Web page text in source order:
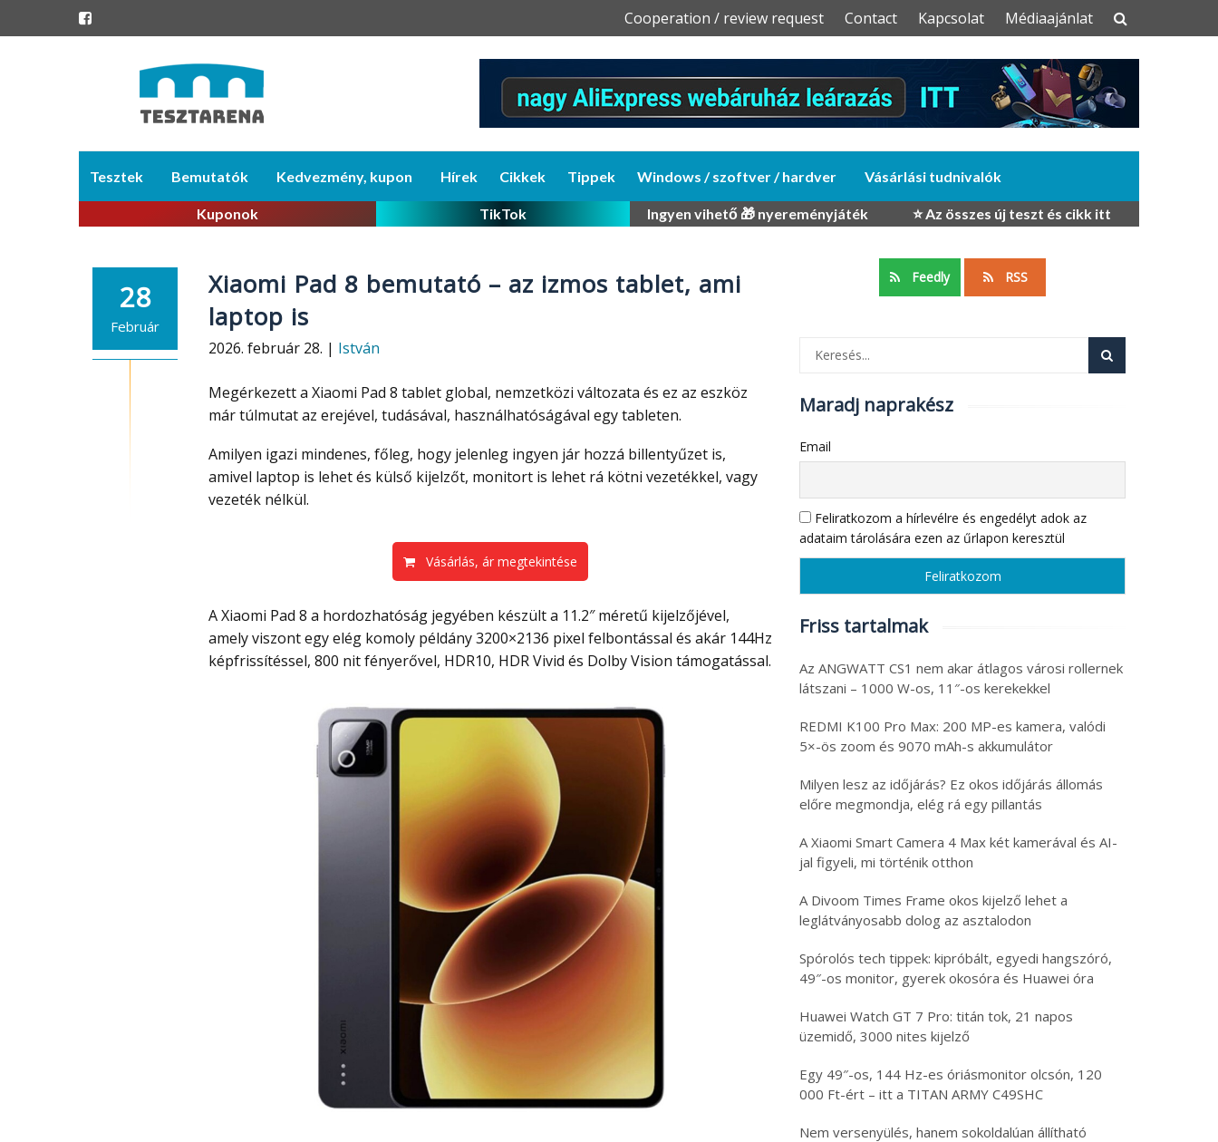
Skip
Cooperation / review request Contact Kapcsolat Médiaajánlat
content
Tesztek Bemutatók Kedvezmény, kupon Hírek Cikkek Tippek Windows / szoftver / hardver Vásárlási tudnivalók
Kuponok TikTok Ingyen vihető 🎁 nyereményjáték ⭐ Az összes új teszt és cikk itt
28
Február
Xiaomi Pad 8 bemutató – az izmos tablet, ami
laptop is
2026. február 28. | István
Megérkezett a Xiaomi Pad 8 tablet global, nemzetközi változata és ez az eszköz
már túlmutat az erejével, tudásával, használhatóságával egy tableten.
Amilyen igazi mindenes, főleg, hogy jelenleg ingyen jár hozzá billentyűzet is,
amivel laptop is lehet és külső kijelzőt, monitort is lehet rá kötni vezetékkel, vagy
vezeték nélkül.
Vásárlás, ár megtekintése
A Xiaomi Pad 8 a hordozhatóság jegyében készült a 11.2″ méretű kijelzőjével,
amely viszont egy elég komoly példány 3200×2136 pixel felbontással és akár 144Hz
képfrissítéssel, 800 nit fényerővel, HDR10, HDR Vivid és Dolby Vision támogatással.
Feedly RSS
Maradj naprakész
Email
Feliratkozom a hírlevélre és engedélyt adok az
adataim tárolására ezen az űrlapon keresztül
Friss tartalmak
Az ANGWATT CS1 nem akar átlagos városi rollernek
látszani – 1000 W-os, 11″-os kerekekkel
REDMI K100 Pro Max: 200 MP-es kamera, valódi
5×-ös zoom és 9070 mAh-s akkumulátor
Milyen lesz az időjárás? Ez okos időjárás állomás
előre megmondja, elég rá egy pillantás
A Xiaomi Smart Camera 4 Max két kamerával és AI-
jal figyeli, mi történik otthon
A Divoom Times Frame okos kijelző lehet a
leglátványosabb dolog az asztalodon
Spórolós tech tippek: kipróbált, egyedi hangszóró,
49″-os monitor, gyerek okosóra és Huawei óra
Huawei Watch GT 7 Pro: titán tok, 21 napos
üzemidő, 3000 nites kijelző
Egy 49″-os, 144 Hz-es óriásmonitor olcsón, 120
000 Ft-ért – itt a TITAN ARMY C49SHC
Nem versenyülés, hanem sokoldalúan állítható